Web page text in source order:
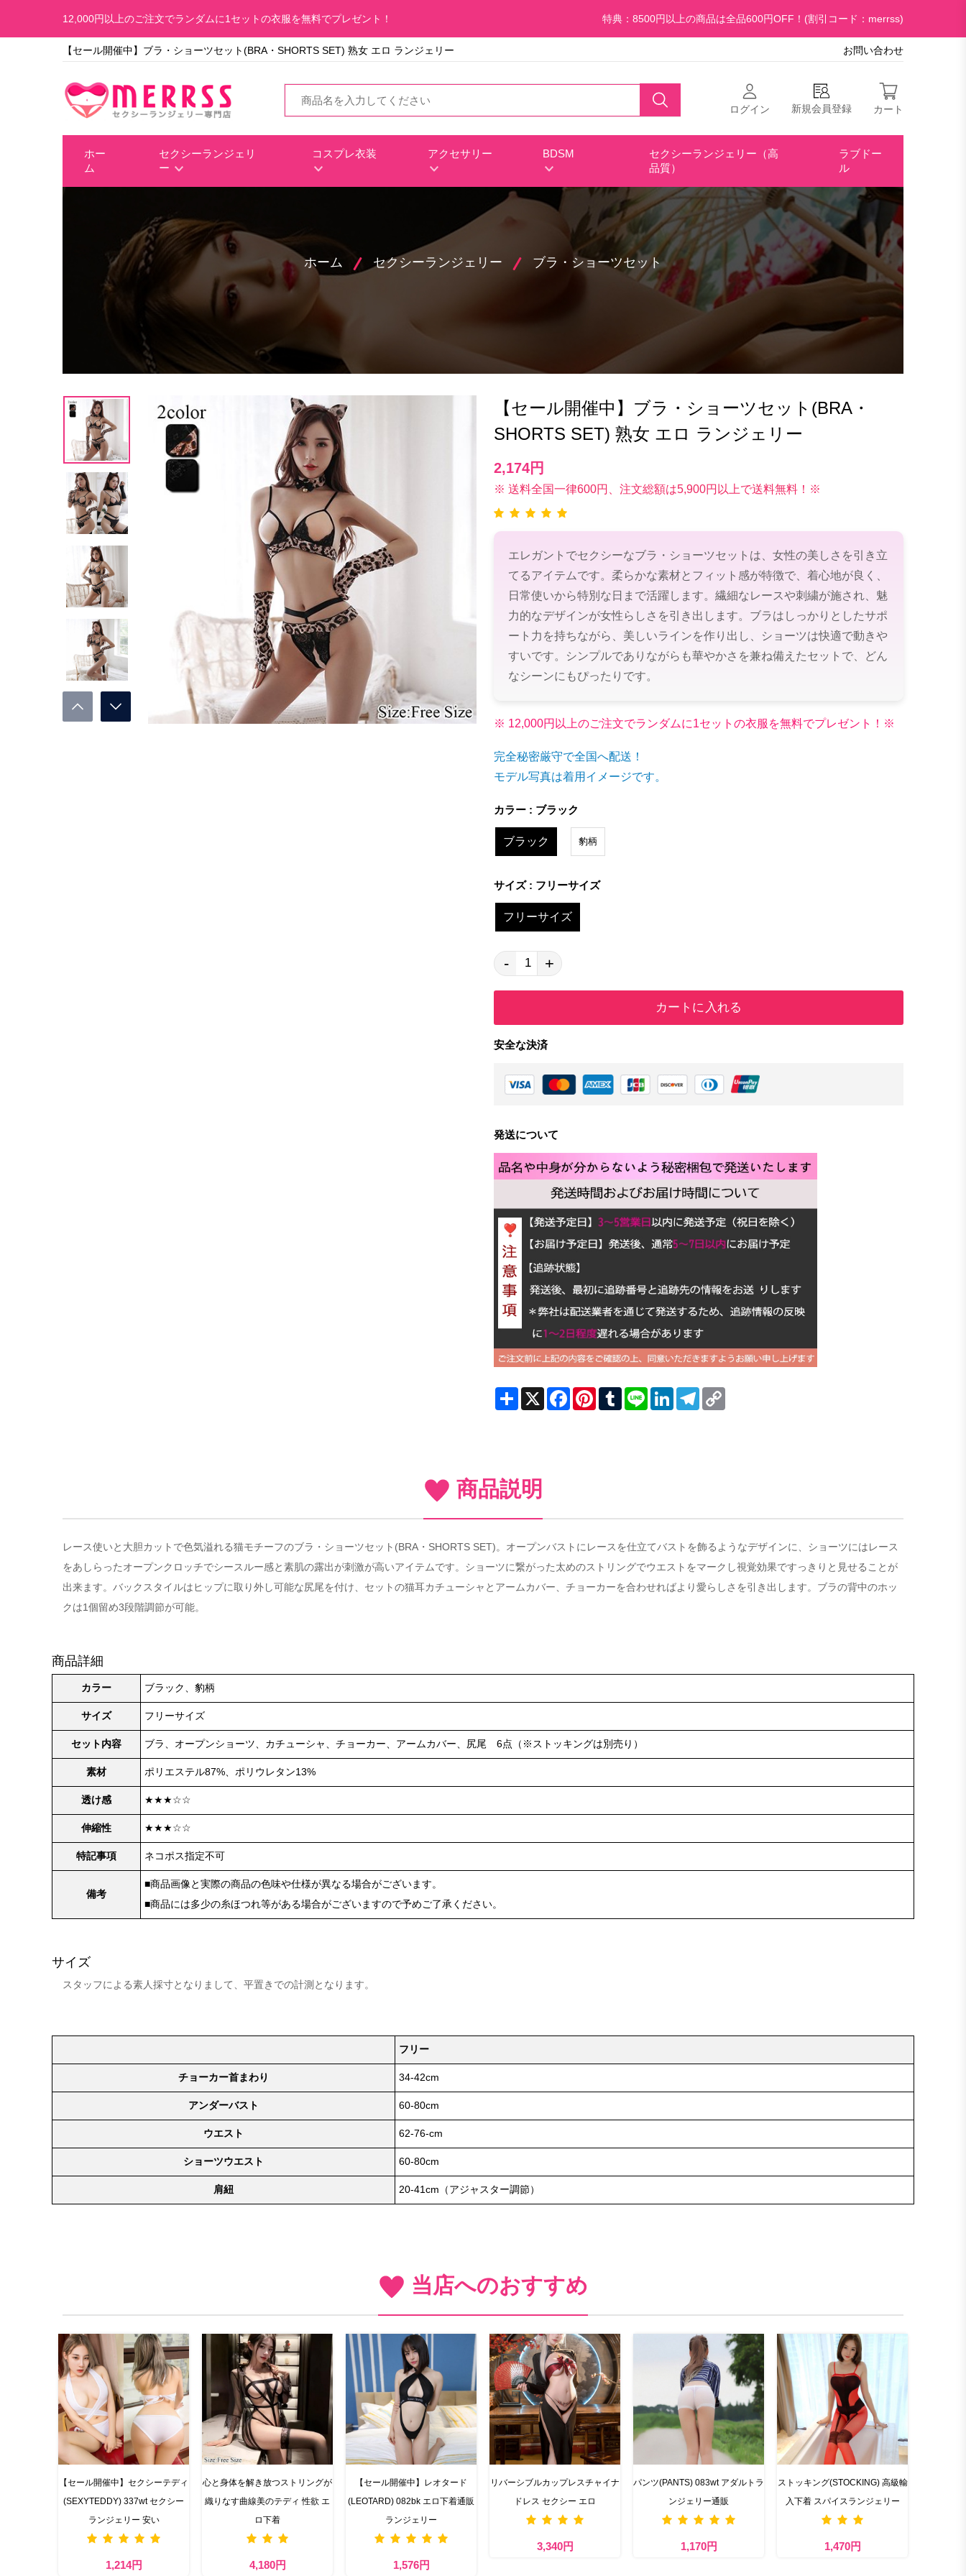
12,000円以上のご注文でランダムに1セットの衣服を無料でプレゼント！ 特典：8500円以上の商品は全品600円OFF！(割引コード：merrss)
【セール開催中】ブラ・ショーツセット(BRA・SHORTS SET) 熟女 エロ ランジェリー お問い合わせ
ログイン 新規会員登録 カート
ホー
ム
セクシーランジェリ
ー
コスプレ衣装 アクセサリー BDSM
セクシーランジェリー（高
品質）
ラブドー
ル
ホーム セクシーランジェリー ブラ・ショーツセット
【セール開催中】ブラ・ショーツセット(BRA・
SHORTS SET) 熟女 エロ ランジェリー
2,174円
※ 送料全国一律600円、注文総額は5,900円以上で送料無料！※
エレガントでセクシーなブラ・ショーツセットは、女性の美しさを引き立
てるアイテムです。柔らかな素材とフィット感が特徴で、着心地が良く、
日常使いから特別な日まで活躍します。繊細なレースや刺繍が施され、魅
力的なデザインが女性らしさを引き出します。ブラはしっかりとしたサポ
ート力を持ちながら、美しいラインを作り出し、ショーツは快適で動きや
すいです。シンプルでありながらも華やかさを兼ね備えたセットで、どん
なシーンにもぴったりです。
※ 12,000円以上のご注文でランダムに1セットの衣服を無料でプレゼント！※
完全秘密厳守で全国へ配送！
モデル写真は着用イメージです。
カラー : ブラック
ブラック 豹柄
サイズ : フリーサイズ
フリーサイズ
- +
カートに入れる
安全な決済
発送について
ShareX FacebookPinterestTumblrLine LinkedInTelegram
商品説明
レース使いと大胆カットで色気溢れる猫モチーフのブラ・ショーツセット(BRA・SHORTS SET)。オープンバストにレースを仕立てバストを飾るようなデザインに、ショーツにはレース
をあしらったオープンクロッチでシースルー感と素肌の露出が刺激が高いアイテムです。ショーツに繋がった太めのストリングでウエストをマークし視覚効果ですっきりと見せることが
出来ます。バックスタイルはヒップに取り外し可能な尻尾を付け、セットの猫耳カチューシャとアームカバー、チョーカーを合わせればより愛らしさを引き出します。ブラの背中のホッ
クは1個留め3段階調節が可能。
商品詳細
カラー ブラック、豹柄
サイズ フリーサイズ
セット内容 ブラ、オープンショーツ、カチューシャ、チョーカー、アームカバー、尻尾 6点（※ストッキングは別売り）
素材 ポリエステル87%、ポリウレタン13%
透け感 ★★★☆☆
伸縮性 ★★★☆☆
特記事項 ネコポス指定不可
備考
■商品画像と実際の商品の色味や仕様が異なる場合がございます。
■商品には多少の糸ほつれ等がある場合がございますので予めご了承ください。
サイズ
スタッフによる素人採寸となりまして、平置きでの計測となります。
フリー
チョーカー首まわり 34-42cm
アンダーバスト 60-80cm
ウエスト 62-76-cm
ショーツウエスト 60-80cm
肩紐 20-41cm（アジャスター調節）
当店へのおすすめ
【セール開催中】セクシーテディ
(SEXYTEDDY) 337wt セクシー
ランジェリー 安い
1,214円
心と身体を解き放つストリングが
織りなす曲線美のテディ 性欲 エ
ロ下着
4,180円
【セール開催中】レオタード
(LEOTARD) 082bk エロ下着通販
ランジェリー
1,576円
リバーシブルカップレスチャイナ
ドレス セクシー エロ
3,340円
パンツ(PANTS) 083wt アダルトラ
ンジェリー通販
1,170円
ストッキング(STOCKING) 高級輸
入下着 スパイスランジェリー
1,470円